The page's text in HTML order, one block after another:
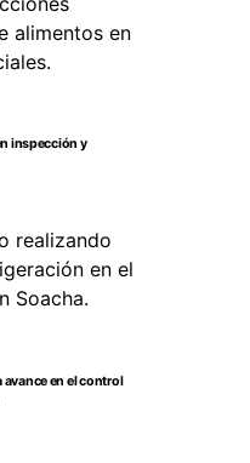
inspección y
en el control